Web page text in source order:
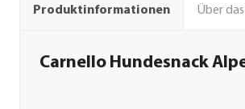
Produktinformationen Über
Carnello Hundesnack